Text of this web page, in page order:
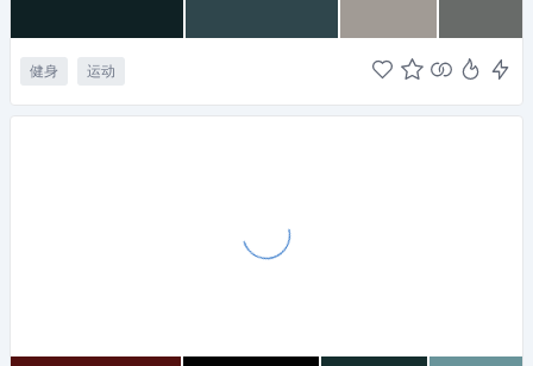
健身 运动